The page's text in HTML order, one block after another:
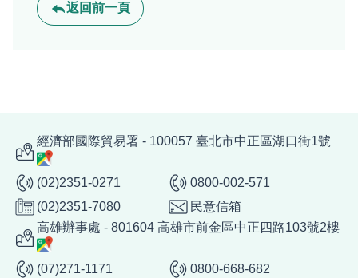
返回前一頁
經濟部國際貿易署 - 100057 臺北市中正區湖口街1號
(02)2351-0271
0800-002-571
(02)2351-7080
民意信箱
高雄辦事處 - 801604 高雄市前金區中正四路103號2樓
(07)271-1171 0800-668-682